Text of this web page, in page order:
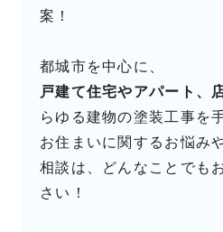
案！
都城市を中心に、
戸建て住宅やアパート、
らゆる建物の塗装工事を
お住まいに関するお悩み
相談は、どんなことでも
さい！